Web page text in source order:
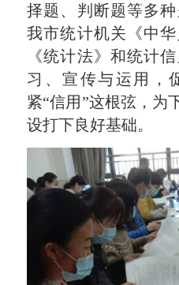
择题、判断题等多
我市统计机关《中
《统计法》和统计
习、宣传与运用，
紧“信用”这根弦，为
设打下良好基础。